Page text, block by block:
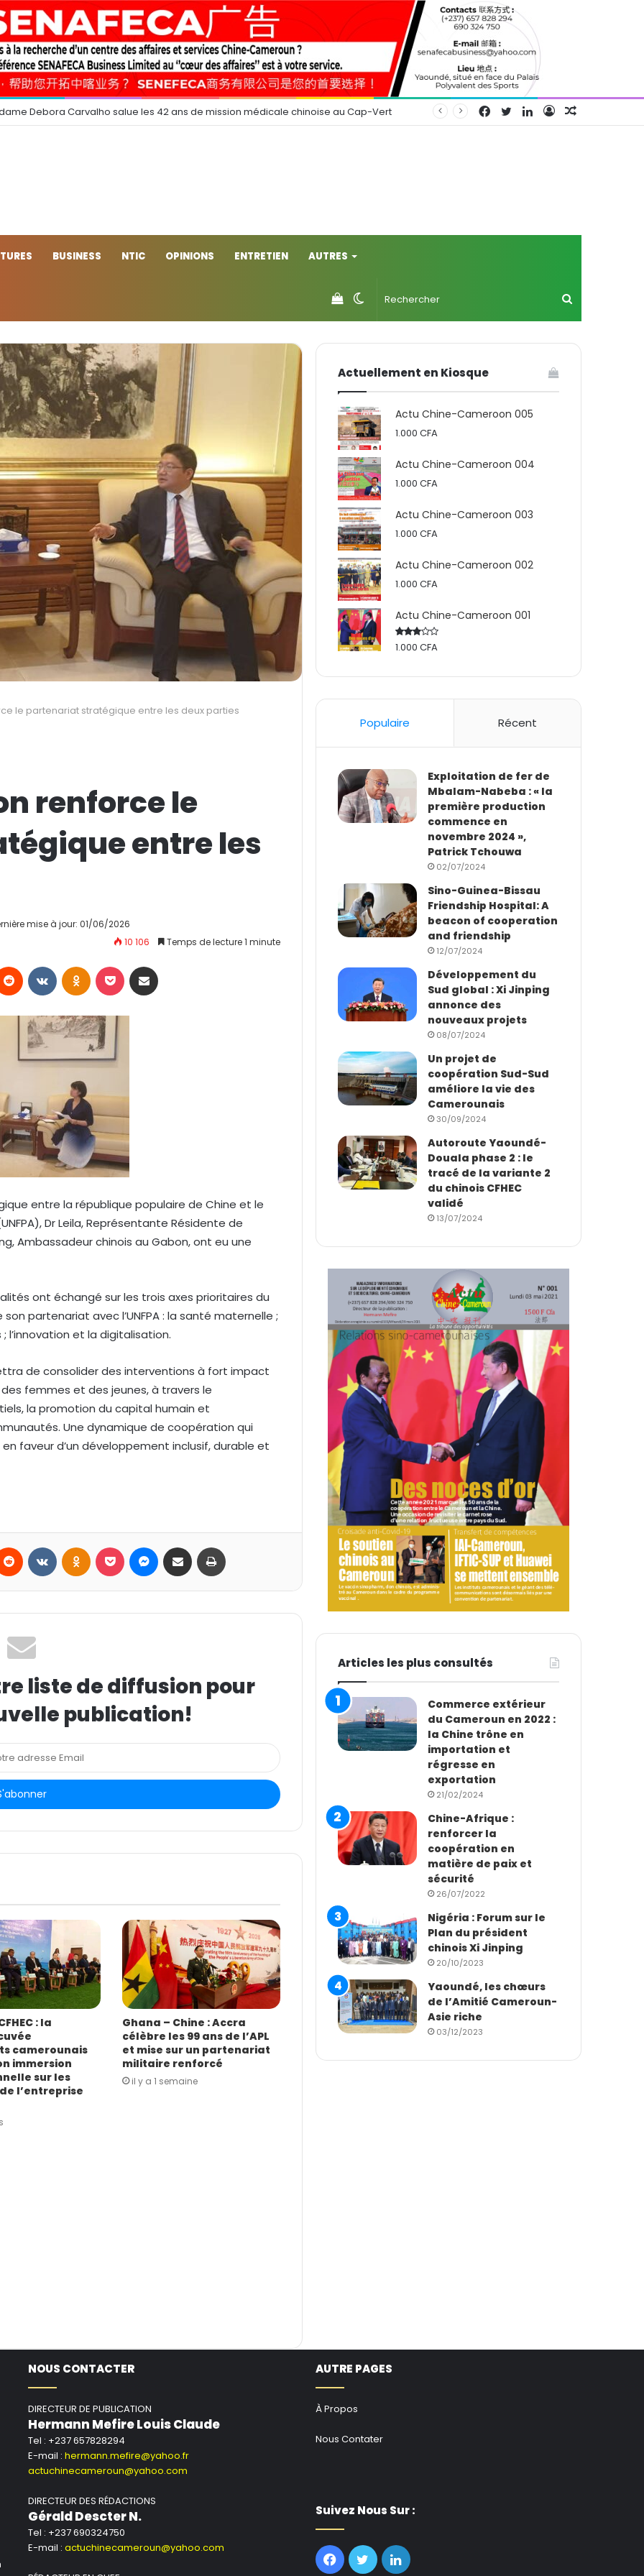
Debora Carvalho salue les 42 ans de mission médicale chinoise au Cap-Vert Connexion
Linkedin
Twitter
Facebook
BUSINESS NTIC OPINIONS ENTRETIEN AUTRES
Switch
skin
Voir
votre
le partenariat stratégique entre les deux parties
renforce le
entre les
mise à jour: 01/06/2026
10 106
Temps de lecture 1 minute
entre la république populaire de Chine et le
Dr Leila, Représentante Résidente de
Ambassadeur chinois au Gabon, ont eu une
ont échangé sur les trois axes prioritaires du
partenariat avec l’UNFPA : la santé maternelle ;
l’innovation et la digitalisation.
de consolider des interventions à fort impact
femmes et des jeunes, à travers le
la promotion du capital humain et
Une dynamique de coopération qui
faveur d’un développement inclusif, durable et
liste de diffusion pour
publication!
: la
camerounais
immersion
sur les
l’entreprise
Ghana – Chine : Accra
célèbre les 99 ans de l’APL
et mise sur un partenariat
militaire renforcé
il y a 1 semaine
Actuellement en Kiosque
Actu Chine-Cameroon 005
1.000CFA
Actu Chine-Cameroon 004
1.000CFA
Actu Chine-Cameroon 003
1.000CFA
Actu Chine-Cameroon 002
1.000CFA
Actu Chine-Cameroon 001
Rated
1.000CFA
Populaire Récent
Exploitation de fer de
Mbalam-Nabeba : « la
première production
commence en
novembre 2024 »,
Patrick Tchouwa
02/07/2024
Sino-Guinea-Bissau
Friendship Hospital: A
beacon of cooperation
and friendship
12/07/2024
Développement du
Sud global : Xi Jinping
annonce des
nouveaux projets
08/07/2024
Un projet de
coopération Sud-Sud
améliore la vie des
Camerounais
30/09/2024
Autoroute Yaoundé-
Douala phase 2 : le
tracé de la variante 2
du chinois CFHEC
validé
13/07/2024
Articles les plus consultés
Commerce extérieur
du Cameroun en 2022 :
la Chine trône en
importation et
régresse en
exportation
21/02/2024
Chine-Afrique :
renforcer la
coopération en
matière de paix et
sécurité
26/07/2022
Nigéria : Forum sur le
Plan du président
chinois Xi Jinping
20/10/2023
Yaoundé, les chœurs
de l’Amitié Cameroun-
Asie riche
03/12/2023
NOUS CONTACTER
DIRECTEUR DE PUBLICATION
Hermann Mefire Louis Claude
Tel : +237 657828294
E-mail : hermann.mefire@yahoo.fr
actuchinecameroun@yahoo.com
DIRECTEUR DES RÉDACTIONS
Gérald Descter N.
Tel : +237 690324750
E-mail : actuchinecameroun@yahoo.com
AUTRE PAGES
À Propos
Nous Contater
Suivez Nous Sur :
Facebook
TwitterLinkedin